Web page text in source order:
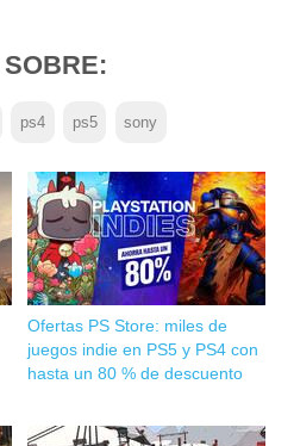
ps4 ps5 sony
Ofertas PS Store: miles de
juegos indie en PS5 y PS4 con
hasta un 80 % de descuento